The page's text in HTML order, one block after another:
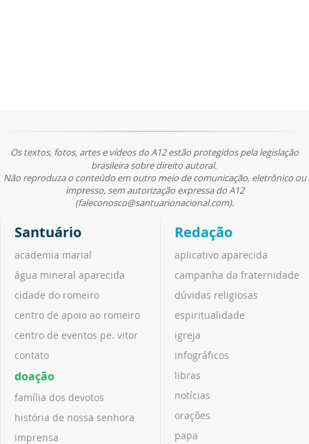
Os textos, fotos, artes e vídeos do A12 estão protegidos pela legislação
brasileira sobre direito autoral.
Não reproduza o conteúdo em outro meio de comunicação, eletrônico ou
impresso, sem autorização expressa do A12
(faleconosco@santuarionacional.com).
Santuário
academia marial
água mineral aparecida
cidade do romeiro
centro de apoio ao romeiro
centro de eventos pe. vitor
contato
doação
família dos devotos
história de nossa senhora
imprensa
Redação
aplicativo aparecida
campanha da fraternidade
dúvidas religiosas
espiritualidade
igreja
infográficos
libras
notícias
orações
papa